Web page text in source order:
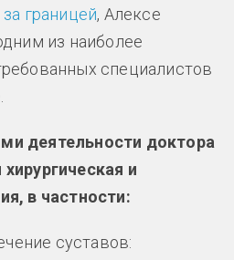
границей, Алексе
из наиболее
специалистов
деятельности доктора
и
в частности:
суставов: